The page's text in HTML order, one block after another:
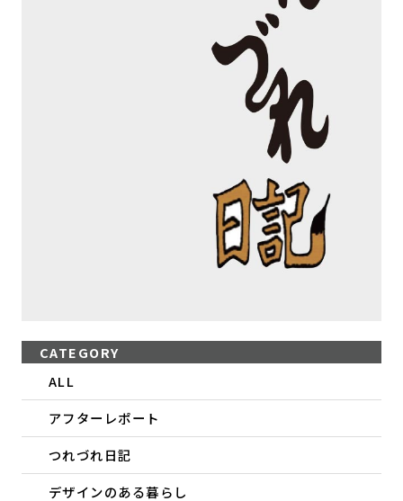
CATEGORY
ALL
アフターレポート
つれづれ日記
デザインのある暮らし